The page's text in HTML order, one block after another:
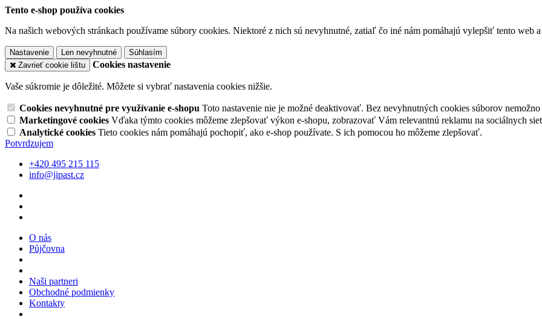
Tento e-shop používa cookies
Na našich webových stránkach používame súbory cookies. Niektoré z nich sú nevyhnutné, zatiaľ čo iné nám pomáhajú vylepšiť tento web
Nastavenie Len nevyhnutné
Súhlasím
Zavrieť cookie lištu
Cookies nastavenie
Vaše súkromie je dôležité. Môžete si vybrať nastavenia cookies nižšie.
Cookies nevyhnutné pre využívanie e-shopu Toto nastavenie nie je možné deaktivovať. Bez nevyhnutných cookies súborov
Marketingové cookies Vďaka týmto cookies môžeme zlepšovať výkon e-shopu, zobrazovať Vám relevantnú reklamu na sociálnych
Analytické cookies Tieto cookies nám pomáhajú pochopiť, ako e-shop používate. S ich pomocou ho môžeme zlepšovať.
Potvrdzujem
+420 495 215 115
info@jipast.cz
O nás
Půjčovna
Naši partneri
Obchodné podmienky
Kontakty